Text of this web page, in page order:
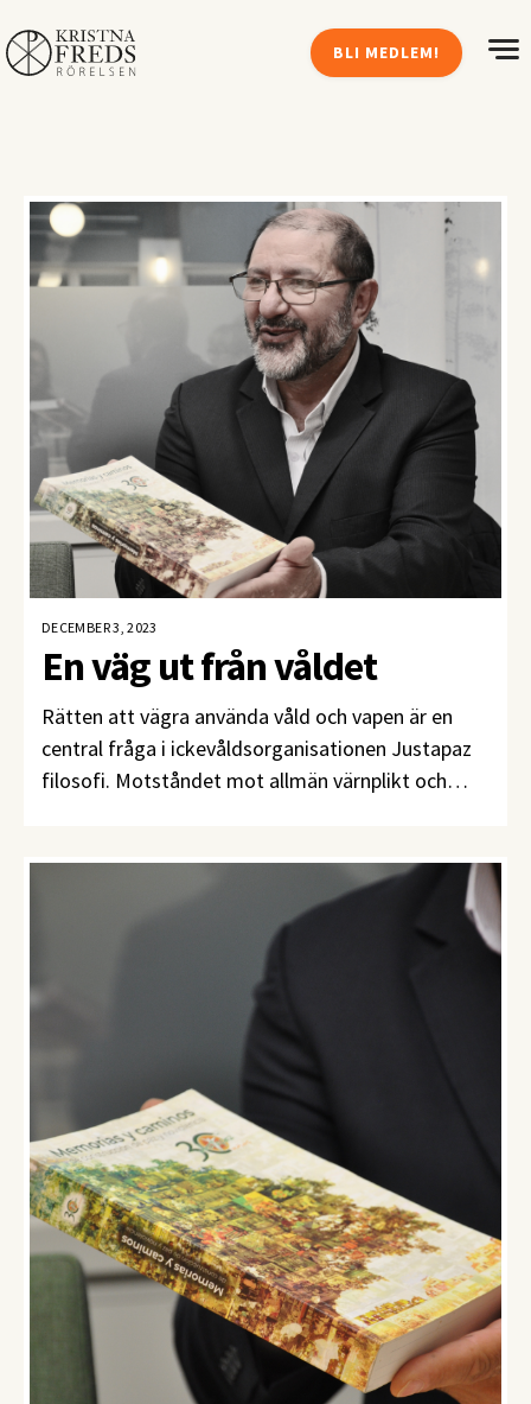
BLI MEDLEM!
DECEMBER 3, 2023
En väg ut från våldet
Rätten att vägra använda våld och vapen är en
central fråga i ickevåldsorganisationen Justapaz
filosofi. Motståndet mot allmän värnplikt och
skydd och omtanke i väpnade konflikter: barn och